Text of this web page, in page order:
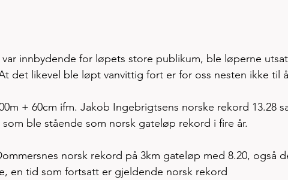
var innbydende for løpets store publikum, ble løperne
det likevel ble løpt vanvittig fort er for oss nesten ikke til
+ 60cm ifm. Jakob Ingebrigtsens norske rekord 13.28
ble stående som norsk gateløp rekord i fire år.
norsk rekord på 3km gateløp med 8.20, også
en tid som fortsatt er gjeldende norsk rekord